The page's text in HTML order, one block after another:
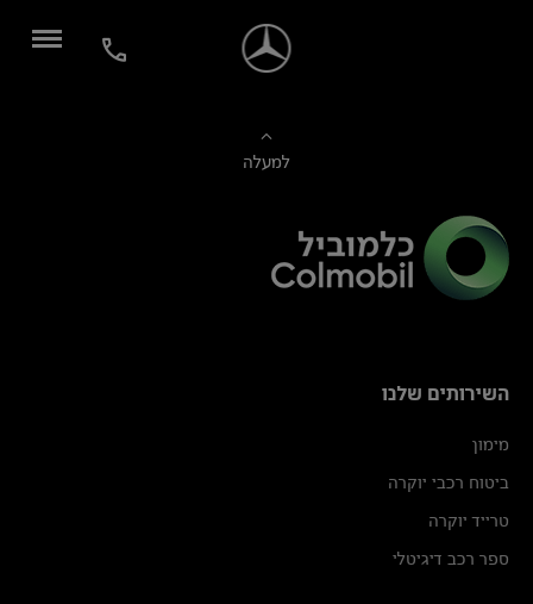
למעלה
השירותים שלנו
מימון
ביטוח רכבי יוקרה
טרייד יוקרה
ספר רכב דיגיטלי